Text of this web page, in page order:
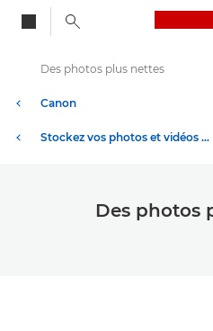
Canon
Stockez vos photos et vidéos à moindre coût
Des photos plus nettes
Des photos